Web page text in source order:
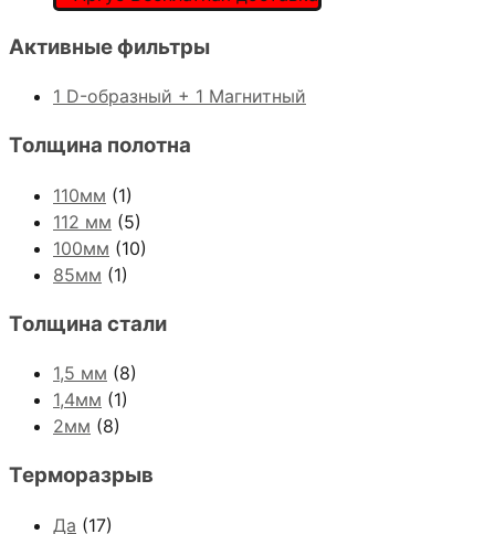
Активные фильтры
1 D-образный + 1 Магнитный
Толщина полотна
110мм (1)
112 мм (5)
100мм (10)
85мм (1)
Толщина стали
1,5 мм (8)
1,4мм (1)
2мм (8)
Терморазрыв
Да (17)